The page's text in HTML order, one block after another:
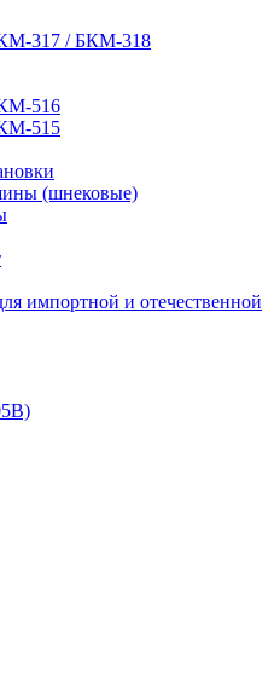
317 / БКМ-318
516
515
(шнековые)
импортной и отечественной